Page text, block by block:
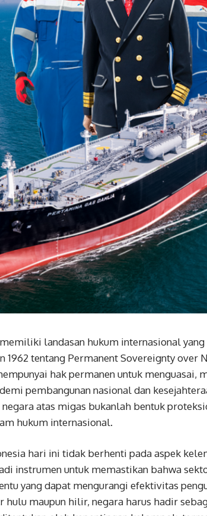
landasan hukum internasional
1962 tentang Permanent Sovereignty over
hak permanen untuk menguasai,
pembangunan nasional dan
negara atas migas bukanlah bentuk
hukum internasional.
hari ini tidak berhenti pada aspek
instrumen untuk memastikan bahwa
yang dapat mengurangi efektivitas
hulu maupun hilir, negara harus hadir